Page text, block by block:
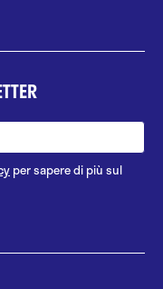
per sapere di più sul